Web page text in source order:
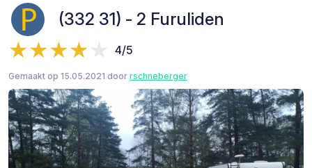
(332 31) - 2 Furuliden
4/5
Gemaakt op 15.05.2021 door rschneberger